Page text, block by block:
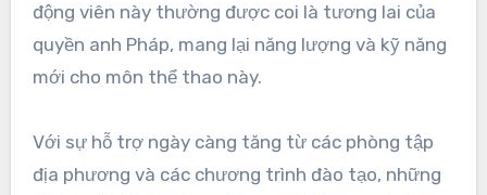
động viên này thường được coi là tương lai của
quyền anh Pháp, mang lại năng lượng và kỹ năng
mới cho môn thể thao này.
Với sự hỗ trợ ngày càng tăng từ các phòng tập
địa phương và các chương trình đào tạo, những